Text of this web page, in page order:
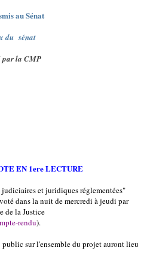
au Sénat
du sénat
par la CMP
EN 1ere LECTURE
et juridiques réglementées"
dans la nuit de mercredi à jeudi par
de la Justice
rendu).
sur l'ensemble du projet auront lieu